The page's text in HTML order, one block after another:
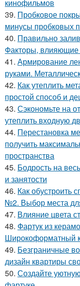
кинофильмов
39. Пробковое
минусы пробковых
40. Правильно
Факторы, влияющие
41. Армирование
руками.
42. Как утеплить
простой способ и
43. Сэкономьте на
утеплить входную
44. Перестановка
получить
пространства
45. Бодрость на
и занятости
46. Как обустроить
№2. Выбор места
47. Влияние цвета
48. Фартук из
Широкоформатный
49. Безграничные
дизайн квартиры
50. Создайте